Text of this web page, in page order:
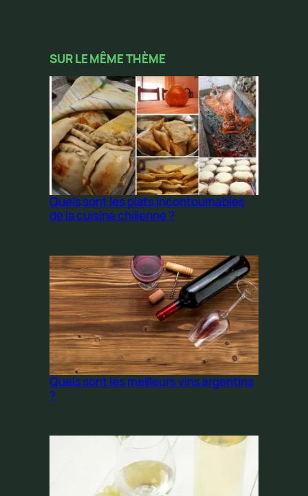
SUR LE MÊME THÈME
Quels sont les plats incontournables
de la cuisine chilienne ?
Quels sont les meilleurs vins argentins
?